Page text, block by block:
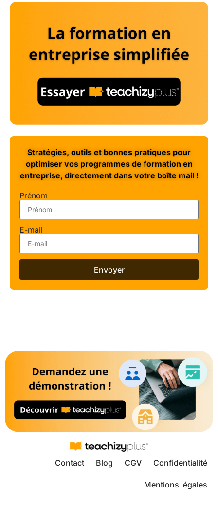
Stratégies, outils et bonnes pratiques pour
optimiser vos programmes de formation en
entreprise, directement dans votre boîte mail !
Prénom
E-mail
Envoyer
Contact Blog CGV Confidentialité
Mentions légales